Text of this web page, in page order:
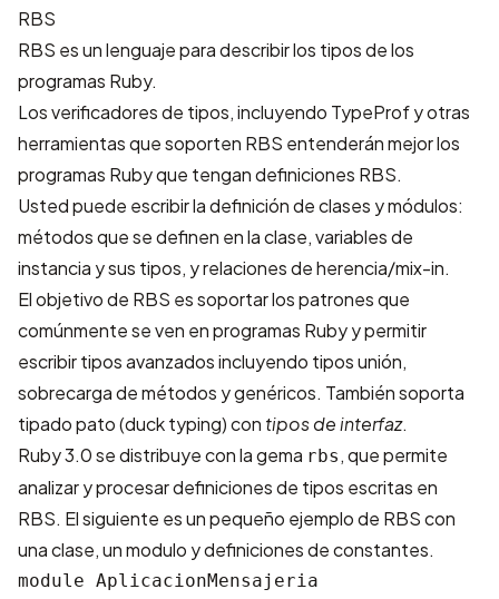
RBS
RBS es un lenguaje para describir los tipos de los
programas Ruby.
Los verificadores de tipos, incluyendo TypeProf y otras
herramientas que soporten RBS entenderán mejor los
programas Ruby que tengan definiciones RBS.
Usted puede escribir la definición de clases y módulos:
métodos que se definen en la clase, variables de
instancia y sus tipos, y relaciones de herencia/mix-in.
El objetivo de RBS es soportar los patrones que
comúnmente se ven en programas Ruby y permitir
escribir tipos avanzados incluyendo tipos unión,
sobrecarga de métodos y genéricos. También soporta
tipado pato (duck typing) con tipos de interfaz.
Ruby 3.0 se distribuye con la gema rbs , que permite
analizar y procesar definiciones de tipos escritas en
RBS. El siguiente es un pequeño ejemplo de RBS con
una clase, un modulo y definiciones de constantes.
module AplicacionMensajeria